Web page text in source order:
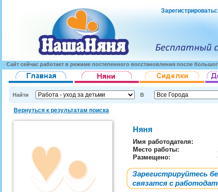
Сайт сейчас работает в режиме постепенного восстановления после
Найти В
Вернуться к результатам поиска
Няня
Имя работодателя:
Место работы:
Размещено:
Зарегистрируйтесь
связатся с